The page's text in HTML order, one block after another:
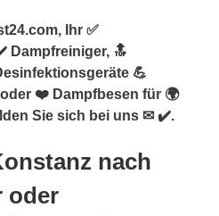
Ihr ✅
Dampfreiniger, 🔝
💪
❤️ Dampfbesen für 🌍
Sie sich bei uns ✉ ✔️.
nach
oder